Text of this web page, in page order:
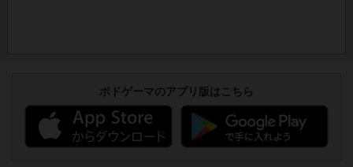
ボドゲーマのアプリ版はこちら